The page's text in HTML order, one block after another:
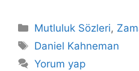
Kategoriler
Mutluluk Sözleri,
Etiketler
Daniel Kahneman
Yorum yap